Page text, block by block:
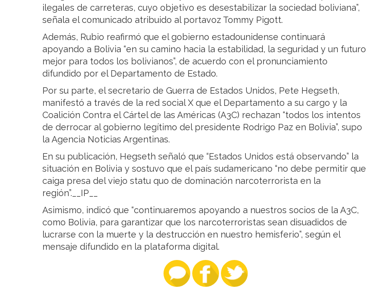
ilegales de carreteras, cuyo objetivo es desestabilizar la sociedad boliviana”,
señala el comunicado atribuido al portavoz Tommy Pigott.
Además, Rubio reafirmó que el gobierno estadounidense continuará
apoyando a Bolivia “en su camino hacia la estabilidad, la seguridad y un futuro
mejor para todos los bolivianos”, de acuerdo con el pronunciamiento
difundido por el Departamento de Estado.
Por su parte, el secretario de Guerra de Estados Unidos, Pete Hegseth,
manifestó a través de la red social X que el Departamento a su cargo y la
Coalición Contra el Cártel de las Américas (A3C) rechazan “todos los intentos
de derrocar al gobierno legítimo del presidente Rodrigo Paz en Bolivia”, supo
la Agencia Noticias Argentinas.
En su publicación, Hegseth señaló que “Estados Unidos está observando” la
situación en Bolivia y sostuvo que el país sudamericano “no debe permitir que
caiga presa del viejo statu quo de dominación narcoterrorista en la
región”.__IP__
Asimismo, indicó que “continuaremos apoyando a nuestros socios de la A3C,
como Bolivia, para garantizar que los narcoterroristas sean disuadidos de
lucrarse con la muerte y la destrucción en nuestro hemisferio”, según el
mensaje difundido en la plataforma digital.